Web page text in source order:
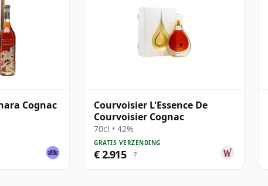
Cognac
Courvoisier L'Essence De
Courvoisier Cognac
70cl • 42%
GRATIS VERZENDING
€ 2.915 ?